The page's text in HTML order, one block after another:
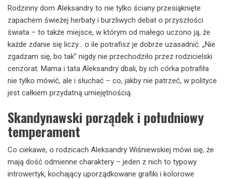
Rodzinny dom Aleksandry to nie tylko ściany przesiąknięte
zapachem świeżej herbaty i burzliwych debat o przyszłości
świata – to także miejsce, w którym od małego uczono ją, że
każde zdanie się liczy… o ile potrafisz je dobrze uzasadnić. „Nie
zgadzam się, bo tak” nigdy nie przechodziło przez rodzicielski
cenzorat. Mama i tata Aleksandry dbali, by ich córka potrafiła
nie tylko mówić, ale i słuchać – co, jakby nie patrzeć, w polityce
jest całkiem przydatną umiejętnością.
Skandynawski porządek i południowy
temperament
Co ciekawe, o rodzicach Aleksandry Wiśniewskiej mówi się, że
mają dość odmienne charaktery – jeden z nich to typowy
introwertyk, kochający uporządkowane grafiki i kolorowe